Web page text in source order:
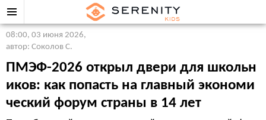
08:00, 03 июня 2026,
автор: Соколов С.
ПМЭФ-2026 открыл двери для школьн
иков: как попасть на главный экономи
ческий форум страны в 14 лет